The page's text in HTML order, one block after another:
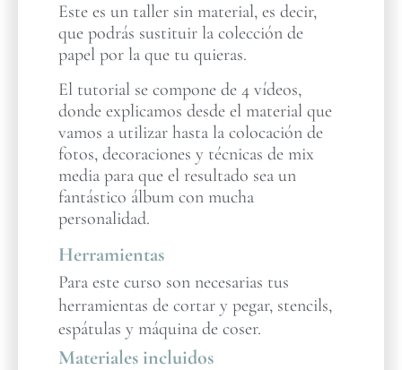
Este es un taller sin material, es decir,
que podrás sustituir la colección de
papel por la que tu quieras.
El tutorial se compone de 4 vídeos,
donde explicamos desde el material que
vamos a utilizar hasta la colocación de
fotos, decoraciones y técnicas de mix
media para que el resultado sea un
fantástico álbum con mucha
personalidad.
Herramientas
Para este curso son necesarias tus
herramientas de cortar y pegar, stencils,
espátulas y máquina de coser.
Materiales incluidos